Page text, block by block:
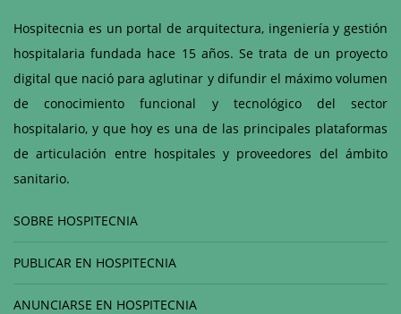
Hospitecnia es un portal de arquitectura, ingeniería y gestión
hospitalaria fundada hace 15 años. Se trata de un proyecto
digital que nació para aglutinar y difundir el máximo volumen
de conocimiento funcional y tecnológico del sector
hospitalario, y que hoy es una de las principales plataformas
de articulación entre hospitales y proveedores del ámbito
sanitario.
SOBRE HOSPITECNIA
PUBLICAR EN HOSPITECNIA
ANUNCIARSE EN HOSPITECNIA